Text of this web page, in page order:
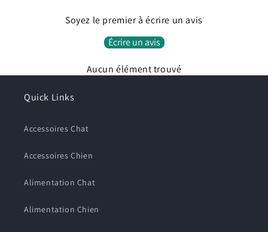
Soyez le premier à écrire un avis
Écrire un avis
Aucun élément trouvé
Quick Links
Accessoires Chat
Accessoires Chien
Alimentation Chat
Alimentation Chien
Connectez-vous à votre compte pour ajouter des
articles précédemment enregistrés.